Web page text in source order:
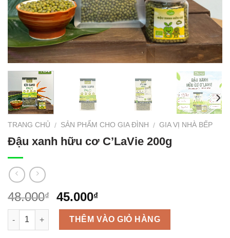
TRANG CHỦ / SẢN PHẨM CHO GIA ĐÌNH / GIA VỊ NHÀ BẾP
Đậu xanh hữu cơ C’LaVie 200g
48.000₫ 45.000₫
Số lượng THÊM VÀO GIỎ HÀNG